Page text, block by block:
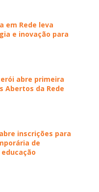
em Rede leva
e inovação para
abre primeira
Abertos da Rede
inscrições para
de